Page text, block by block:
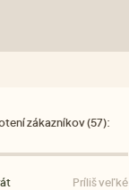
zákazníkov (57):
Príliš veľké